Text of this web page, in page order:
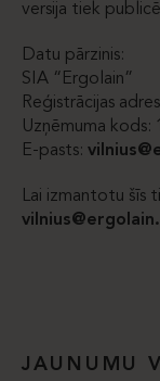
versija tiek
Datu pārzinis:
SIA “Ergolain”
Reģistrācijas
Uzņēmuma kods:
E-pasts:
Lai izmantotu šīs
JAUNUMU